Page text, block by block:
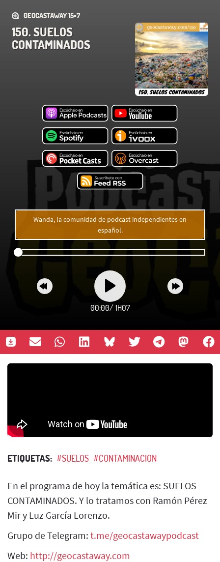
GEOCASTAWAY 15×7
150. SUELOS
CONTAMINADOS
Wanda, la comunidad de podcast independientes en
español.
00:00/ 1H07
ETIQUETAS: #SUELOS #CONTAMINACION
En el programa de hoy la temática es: SUELOS
CONTAMINADOS. Y lo tratamos con Ramón Pérez
Mir y Luz García Lorenzo.
Grupo de Telegram: t.me/geocastawaypodcast
Web: http://geocastaway.com